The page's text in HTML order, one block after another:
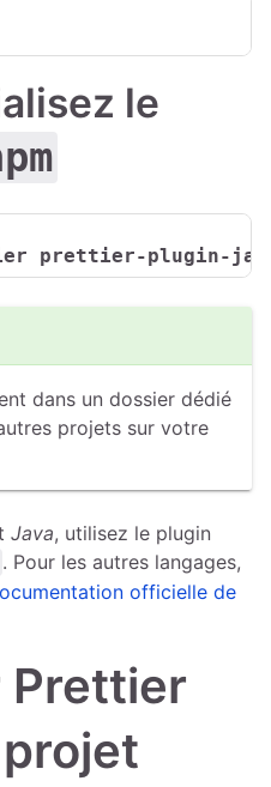
le
prettier-plugin-
dans un dossier dédié
projets sur votre
Java, utilisez le plugin
. Pour les autres langages,
officielle de
Prettier